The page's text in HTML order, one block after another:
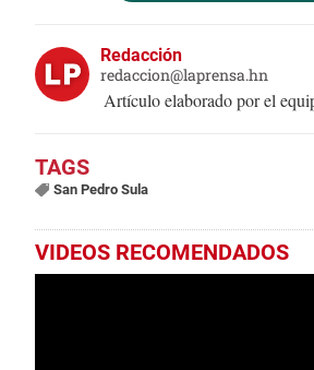
Redacción
redaccion@laprensa.hn
Artículo elaborado por el
San Pedro Sula
VIDEOS RECOMENDADOS